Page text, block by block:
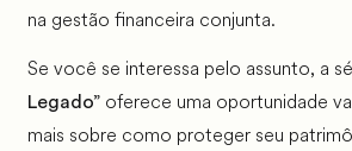
na gestão financeira conjunta.
Se você se interessa pelo assunto, a
Legado”oferece uma oportunidade
mais sobre como proteger seu